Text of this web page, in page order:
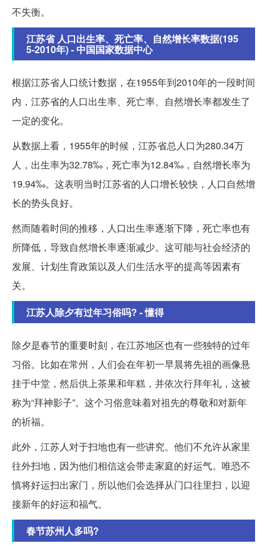
不失衡。
江苏省 人口出生率、死亡率、自然增长率数据(195
5-2010年) - 中国国家数据中心
根据江苏省人口统计数据，在1955年到2010年的一段时间
内，江苏省的人口出生率、死亡率、自然增长率都发生了
一定的变化。
从数据上看，1955年的时候，江苏省总人口为280.34万
人，出生率为32.78‰，死亡率为12.84‰，自然增长率为
19.94‰。这表明当时江苏省的人口增长较快，人口自然增
长的势头良好。
然而随着时间的推移，人口出生率逐渐下降，死亡率也有
所降低，导致自然增长率逐渐减少。这可能与社会经济的
发展、计划生育政策以及人们生活水平的提高等因素有
关。
江苏人除夕有过年习俗吗? - 懂得
除夕是春节的重要时刻，在江苏地区也有一些独特的过年
习俗。比如在常州，人们会在年初一早晨将先祖的画像悬
挂于中堂，然后供上茶果和年糕，并依次行拜年礼，这被
称为“拜神影子”。这个习俗意味着对祖先的尊敬和对新年
的祈福。
此外，江苏人对于扫地也有一些讲究。他们不允许从家里
往外扫地，因为他们相信这会带走家庭的好运气。唯恐不
慎将好运扫出家门，所以他们会选择从门口往里扫，以迎
接新年的好运和福气。
春节苏州人多吗?